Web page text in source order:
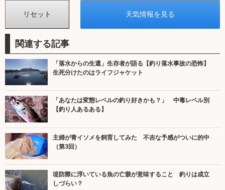
関連する記事
「落水からの生還」生存者が語る【釣り落水事故の恐怖】
生死分けたのはライフジャケット
「あなたは変態レベルの釣り好きかも？」 中毒レベル別
【釣り人あるある】
主婦が青イソメを飼育してみた 不吉な予感がついに的中
（第3回）
堤防際に浮いている魚の亡骸が意味すること 釣りは成立
しづらい？